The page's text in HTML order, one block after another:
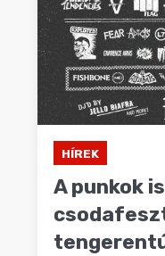
HÍREK
A punkok